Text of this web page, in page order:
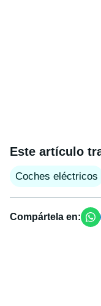
Este artículo
Coches eléctricos
Compártela en: